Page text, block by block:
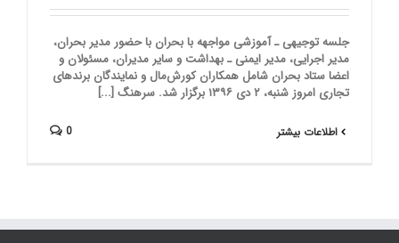
جلسه توجیهی ـ آموزشی مواجهه با بحران با حضور مدیر بحران،
مدیر اجرایی، مدیر ایمنی ـ بهداشت و سایر مدیران، مسئولان و
اعضا ستاد بحران شامل همکاران کورش‌مال و نمایندگان برندهای
تجاری امروز شنبه، ۲ دی ۱۳۹۶ برگزار شد. سرهنگ [...]
اطلاعات بیشتر 0